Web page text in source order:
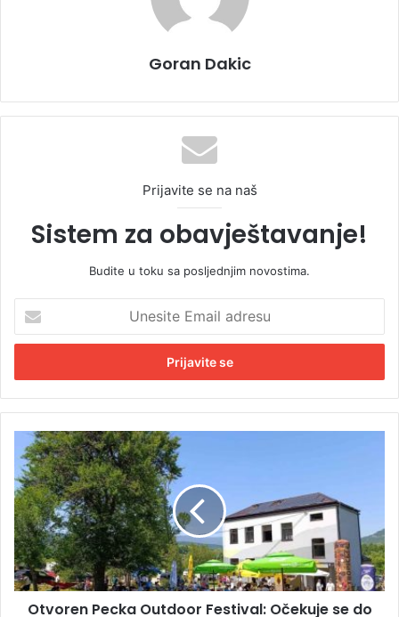
Goran Dakic
Prijavite se na naš
Sistem za obavještavanje!
Budite u toku sa posljednjim novostima.
e
i
t
m
a
i
l
a
d
r
e
v
o
r
e
n
P
e
Otvoren Pecka Outdoor Festival: Očekuje se do